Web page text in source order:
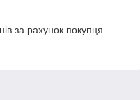
за рахунок покупця